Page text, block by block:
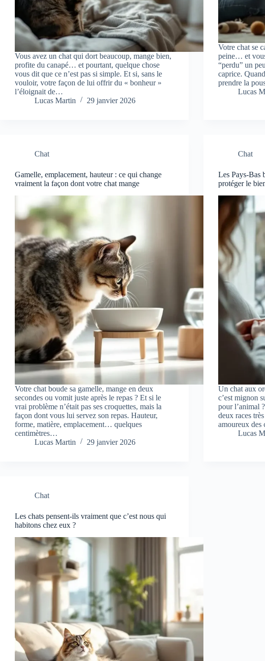
Vous avez un chat qui dort beaucoup, mange bien,
profite du canapé… et pourtant, quelque chose
vous dit que ce n’est pas si simple. Et si, sans le
vouloir, votre façon de lui offrir du « bonheur »
l’éloignait de…
Lucas Martin
29 janvier 2026
Votre chat se
peine… et
“perdu” un
caprice.
prendre la
Lucas
Chat
Gamelle, emplacement, hauteur : ce qui change
vraiment la façon dont votre chat mange
Votre chat boude sa gamelle, mange en deux
secondes ou vomit juste après le repas ? Et si le
vrai problème n’était pas ses croquettes, mais la
façon dont vous lui servez son repas. Hauteur,
forme, matière, emplacement… quelques
centimètres…
Lucas Martin
29 janvier 2026
Chat
Les Pays-Bas
protéger le
Un chat aux
c’est mignon
pour l’animal
deux races
amoureux des
Lucas
Chat
Les chats pensent-ils vraiment que c’est nous qui
habitons chez eux ?